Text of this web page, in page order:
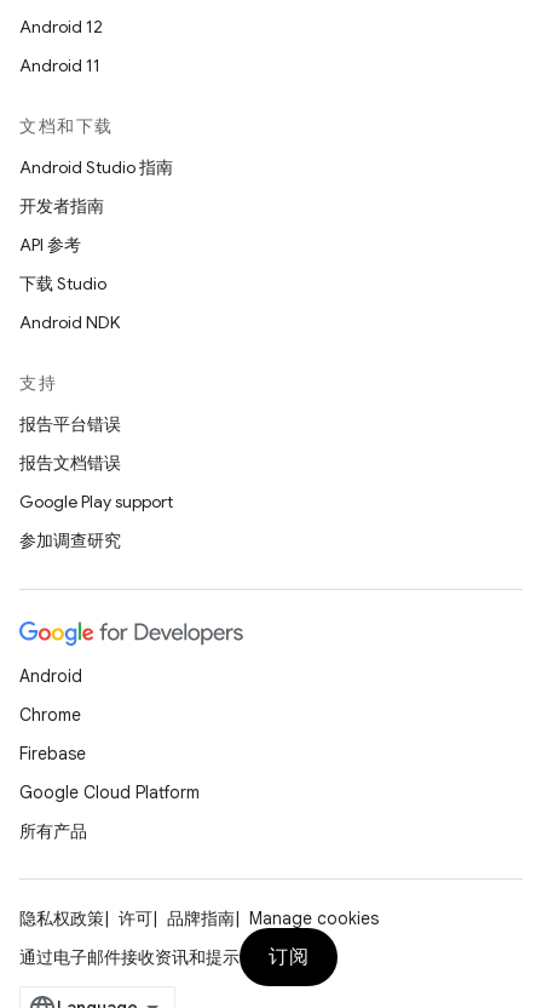
Android 12
Android 11
文档和下载
Android Studio 指南
开发者指南
API 参考
下载 Studio
Android NDK
支持
报告平台错误
报告文档错误
Google Play support
参加调查研究
Android
Chrome
Firebase
Google Cloud Platform
所有产品
隐私权政策 许可 品牌指南
Manage cookies
通过电子邮件接收资讯和提示
订阅